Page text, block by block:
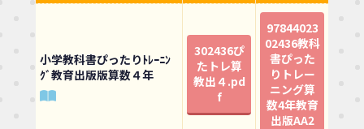
小学教科書ぴったりﾄﾚｰﾆﾝ
ｸﾞ教育出版版算数４年
302436ぴ
たトレ算
教出４.pd
f
97844023
02436教科
書ぴった
りトレー
ニング算
数4年教育
出版AA2